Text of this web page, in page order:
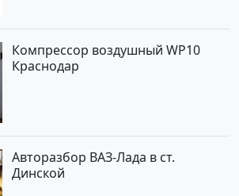
Компрессор воздушный WP10
Краснодар
Авторазбор ВАЗ-Лада в ст.
Динской